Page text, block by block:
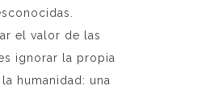
el valor de las
ignorar la propia
humanidad: una